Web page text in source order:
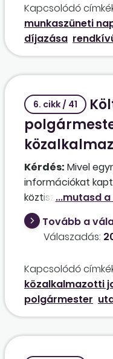
munkavégzést, a
megilleti a
pótlék, valamint
munkavégzésért
Kapcsolódó
munkaszüneti
díjazása
6. cikk / 41
Kérdés: Mivel
információkat
köztisztviselőről,
szó, vagy
e számfejteni a
a kiküldetést?
Tovább a
Válaszadás:
Kapcsolódó
közalkalmazotti
polgármester